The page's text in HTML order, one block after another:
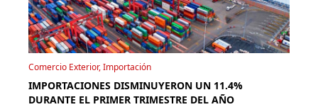
Comercio Exterior, Importación
IMPORTACIONES DISMINUYERON UN 11.4%
DURANTE EL PRIMER TRIMESTRE DEL AÑO